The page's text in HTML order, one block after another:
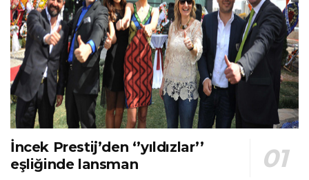
İncek Prestij’den ‘’yıldızlar’’
eşliğinde lansman